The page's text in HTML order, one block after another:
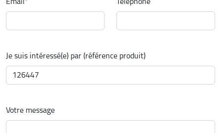
Je suis intéressé(e) par (référence produit)
Votre message